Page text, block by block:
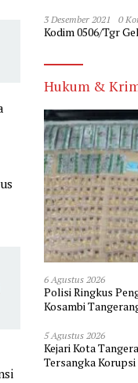
3 Desember 2021 0
Kodim 0506/Tgr
Hukum &
6 Agustus 2026
Polisi Ringkus
Kosambi
5 Agustus 2026
Kejari Kota
Tersangka